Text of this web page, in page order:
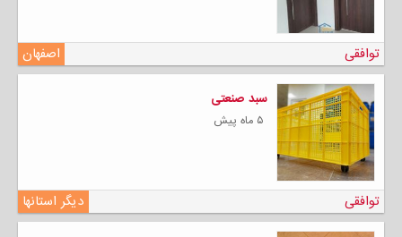
اصفهان توافقی
سبد صنعتی
۵ ماه پیش
دیگر استانها توافقی